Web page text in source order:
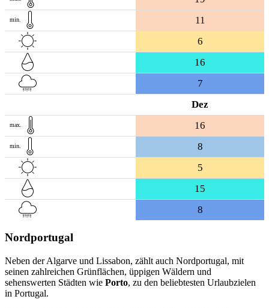
min.
11
6
16
7
Dez
max. 16
min.
8
5
15
8
Nordportugal
Neben der Algarve und Lissabon, zählt auch Nordportugal, mit
seinen zahlreichen Grünflächen, üppigen Wäldern und
sehenswerten Städten wie Porto, zu den beliebtesten Urlaubzielen
in Portugal.